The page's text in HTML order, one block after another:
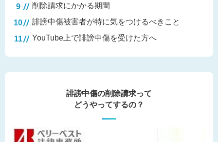
削除請求にかかる期間
誹謗中傷被害者が特に気をつけるべきこと
YouTube上で誹謗中傷を受けた方へ
誹謗中傷の削除請求って
どうやってするの？